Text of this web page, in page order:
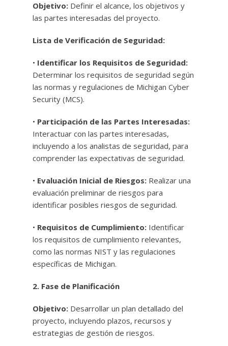
Objetivo: Definir el alcance, los objetivos y
las partes interesadas del proyecto.
Lista de Verificación de Seguridad:
• Identificar los Requisitos de Seguridad:
Determinar los requisitos de seguridad según
las normas y regulaciones de Michigan Cyber ​​
Security (MCS).
• Participación de las Partes Interesadas:
Interactuar con las partes interesadas,
incluyendo a los analistas de seguridad, para
comprender las expectativas de seguridad.
• Evaluación Inicial de Riesgos: Realizar una
evaluación preliminar de riesgos para
identificar posibles riesgos de seguridad.
• Requisitos de Cumplimiento: Identificar
los requisitos de cumplimiento relevantes,
como las normas NIST y las regulaciones
específicas de Michigan.
2. Fase de Planificación
Objetivo: Desarrollar un plan detallado del
proyecto, incluyendo plazos, recursos y
estrategias de gestión de riesgos.